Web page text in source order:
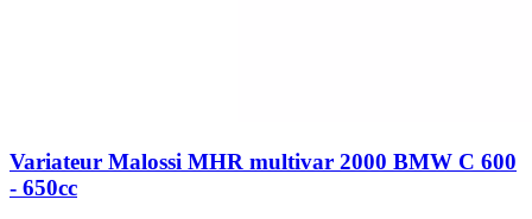
Variateur Malossi MHR multivar 2000 BMW C 600
- 650cc